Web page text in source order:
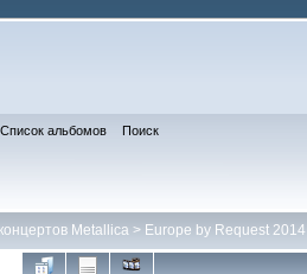
Список альбомов Поиск
Metallica> Europe by Request 2014